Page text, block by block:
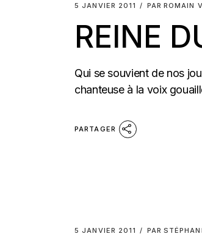
5 JANVIER 2011 PAR ROMAIN
REINE
Qui se souvient de nos
chanteuse à la voix
PARTAGER
5 JANVIER 2011 PAR